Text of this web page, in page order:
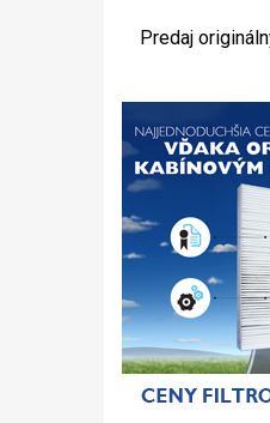
Predaj